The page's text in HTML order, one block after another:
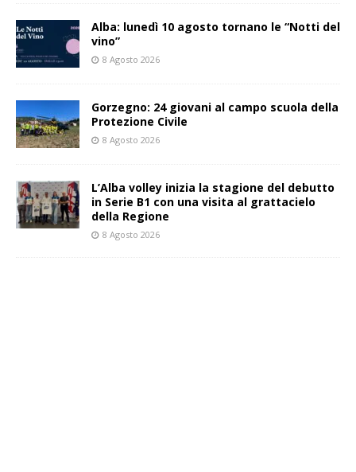
Alba: lunedì 10 agosto tornano le “Notti del
vino”
8 Agosto 2026
Gorzegno: 24 giovani al campo scuola della
Protezione Civile
8 Agosto 2026
L’Alba volley inizia la stagione del debutto
in Serie B1 con una visita al grattacielo
della Regione
8 Agosto 2026